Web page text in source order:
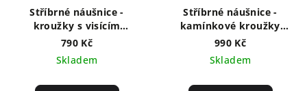
Stříbrné náušnice -
kroužky s visícím
růžovým zirkonem
790 Kč
Skladem
Stříbrné náušnice -
kamínkové kroužky
NF8001
990 Kč
Skladem